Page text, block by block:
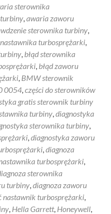
sterownika
,awaria zaworu
sterownika turbiny,
nastawnika turbosprężarki,
, błąd sterownika
, błąd zaworu
, BMW sterownik
0054,części do sterowników
gratis sterownik turbiny
turbiny,diagnostyka
sterownika turbiny,
,diagnostyka zaworu
,diagnoza
turbosprężarki,
sterownika
turbiny,diagnoza zaworu
nastawnik turbosprężarki,
, Hella Garrett, Honeywell,